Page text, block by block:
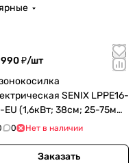
990 ₽/шт
SENIX LPPE16-
EU (1,6кВт; 38cм; 25-75мм;
0 Нет в наличии
Заказать